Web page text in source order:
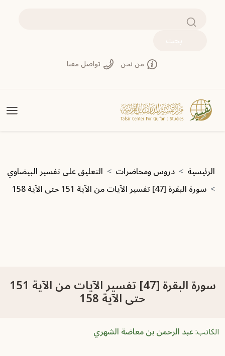
من نحن تواصل معنا
مسار التنقل
الرئيسية دروس ومحاضرات
التعليق على تفسير البيضاوي
سورة البقرة [47] تفسير الآيات من الآية 151 حتى الآية 158
سورة البقرة [47] تفسير الآيات من الآية 151
حتى الآية 158
الكاتب:عبد الرحمن بن معاضة الشهري